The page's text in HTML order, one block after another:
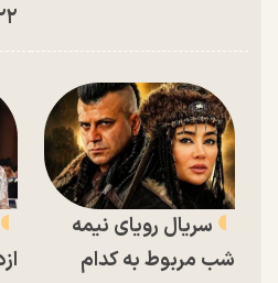
۲۲ سالگی
سریال رویای نیمه
شب مربوط به کدام